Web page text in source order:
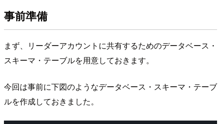
事前準備
まず、リーダーアカウントに共有するためのデータベース・
スキーマ・テーブルを用意しておきます。
今回は事前に下図のようなデータベース・スキーマ・テーブ
ルを作成しておきました。